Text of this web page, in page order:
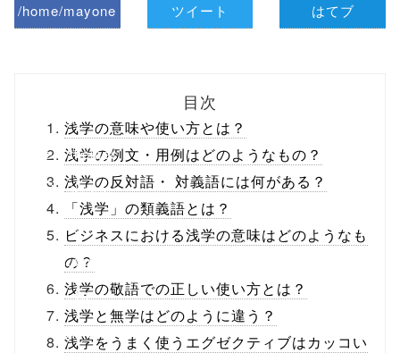
/home/mayone
ml/wp-
content/themes
/tapbiz_theme/
parts/sns-
buttons.php on
line10
/1026745"
ツイート はてブ
目次
浅学の意味や使い方とは？
浅学の例文・用例はどのようなもの？
浅学の反対語・ 対義語には何がある？
「浅学」の類義語とは？
ビジネスにおける浅学の意味はどのようなも
の？
浅学の敬語での正しい使い方とは？
浅学と無学はどのように違う？
浅学をうまく使うエグゼクティブはカッコい